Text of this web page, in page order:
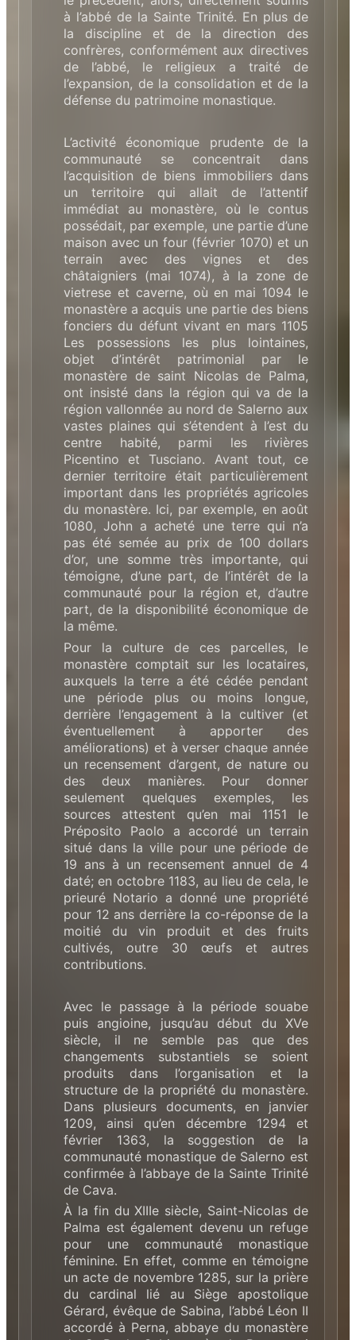
à l’abbé de la Sainte Trinité. En plus de
la discipline et de la direction des
confrères, conformément aux directives
de l’abbé, le religieux a traité de
l’expansion, de la consolidation et de la
défense du patrimoine monastique.
L’activité économique prudente de la
communauté se concentrait dans
l’acquisition de biens immobiliers dans
un territoire qui allait de l’attentif
immédiat au monastère, où le contus
possédait, par exemple, une partie d’une
maison avec un four (février 1070) et un
terrain avec des vignes et des
châtaigniers (mai 1074), à la zone de
vietrese et caverne, où en mai 1094 le
monastère a acquis une partie des biens
fonciers du défunt vivant en mars 1105
Les possessions les plus lointaines,
objet d’intérêt patrimonial par le
monastère de saint Nicolas de Palma,
ont insisté dans la région qui va de la
région vallonnée au nord de Salerno aux
vastes plaines qui s’étendent à l’est du
centre habité, parmi les rivières
Picentino et Tusciano. Avant tout, ce
dernier territoire était particulièrement
important dans les propriétés agricoles
du monastère. Ici, par exemple, en août
1080, John a acheté une terre qui n’a
pas été semée au prix de 100 dollars
d’or, une somme très importante, qui
témoigne, d’une part, de l’intérêt de la
communauté pour la région et, d’autre
part, de la disponibilité économique de
la même.
Pour la culture de ces parcelles, le
monastère comptait sur les locataires,
auxquels la terre a été cédée pendant
une période plus ou moins longue,
derrière l’engagement à la cultiver (et
éventuellement à apporter des
améliorations) et à verser chaque année
un recensement d’argent, de nature ou
des deux manières. Pour donner
seulement quelques exemples, les
sources attestent qu’en mai 1151 le
Préposito Paolo a accordé un terrain
situé dans la ville pour une période de
19 ans à un recensement annuel de 4
daté; en octobre 1183, au lieu de cela, le
prieuré Notario a donné une propriété
pour 12 ans derrière la co-réponse de la
moitié du vin produit et des fruits
cultivés, outre 30 œufs et autres
contributions.
Avec le passage à la période souabe
puis angioine, jusqu’au début du XVe
siècle, il ne semble pas que des
changements substantiels se soient
produits dans l’organisation et la
structure de la propriété du monastère.
Dans plusieurs documents, en janvier
1209, ainsi qu’en décembre 1294 et
février 1363, la soggestion de la
communauté monastique de Salerno est
confirmée à l’abbaye de la Sainte Trinité
de Cava.
À la fin du XIIIe siècle, Saint-Nicolas de
Palma est également devenu un refuge
pour une communauté monastique
féminine. En effet, comme en témoigne
un acte de novembre 1285, sur la prière
du cardinal lié au Siège apostolique
Gérard, évêque de Sabina, l’abbé Léon II
accordé à Perna, abbaye du monastère